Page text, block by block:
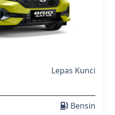
Lepas Kunci
Bensin